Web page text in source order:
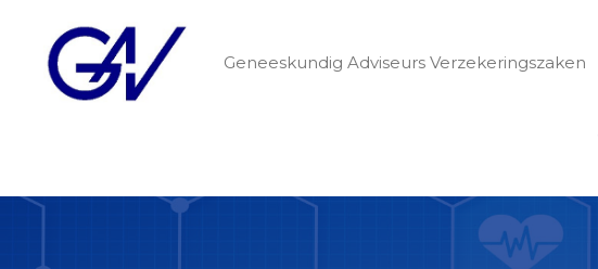
Geneeskundig Adviseurs Verzekeringszaken